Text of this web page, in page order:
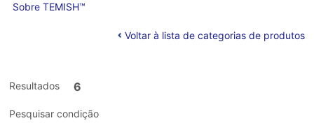
Sobre TEMISH™
Voltar à lista de categorias de produtos
Resultados 6
Pesquisar condição